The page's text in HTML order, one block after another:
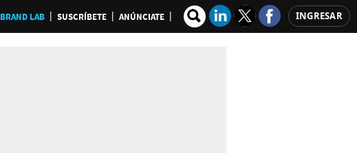
BRAND LAB SUSCRÍBETE ANÚNCIATE INGRESAR